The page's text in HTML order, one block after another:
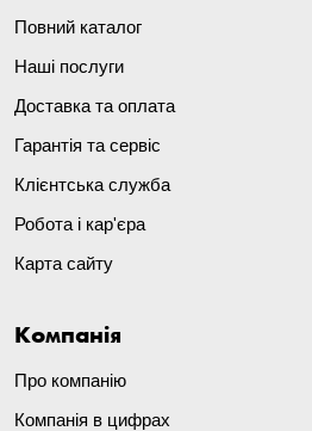
Повний каталог
Наші послуги
Доставка та оплата
Гарантія та сервіс
Клієнтська служба
Робота і кар'єра
Карта сайту
Компанія
Про компанію
Компанія в цифрах